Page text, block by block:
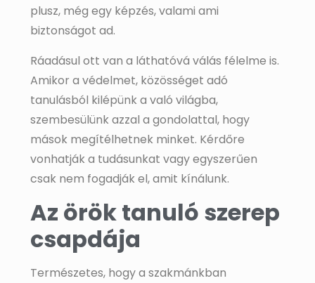
plusz, még egy képzés, valami ami
biztonságot ad.
Ráadásul ott van a láthatóvá válás félelme is.
Amikor a védelmet, közösséget adó
tanulásból kilépünk a való világba,
szembesülünk azzal a gondolattal, hogy
mások megítélhetnek minket. Kérdőre
vonhatják a tudásunkat vagy egyszerűen
csak nem fogadják el, amit kínálunk.
Az örök tanuló szerep
csapdája
Természetes, hogy a szakmánkban